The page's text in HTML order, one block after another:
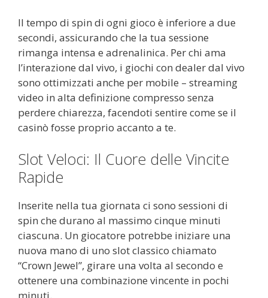
Il tempo di spin di ogni gioco è inferiore a due
secondi, assicurando che la tua sessione
rimanga intensa e adrenalinica. Per chi ama
l’interazione dal vivo, i giochi con dealer dal vivo
sono ottimizzati anche per mobile – streaming
video in alta definizione compresso senza
perdere chiarezza, facendoti sentire come se il
casinò fosse proprio accanto a te.
Slot Veloci: Il Cuore delle Vincite
Rapide
Inserite nella tua giornata ci sono sessioni di
spin che durano al massimo cinque minuti
ciascuna. Un giocatore potrebbe iniziare una
nuova mano di uno slot classico chiamato
“Crown Jewel”, girare una volta al secondo e
ottenere una combinazione vincente in pochi